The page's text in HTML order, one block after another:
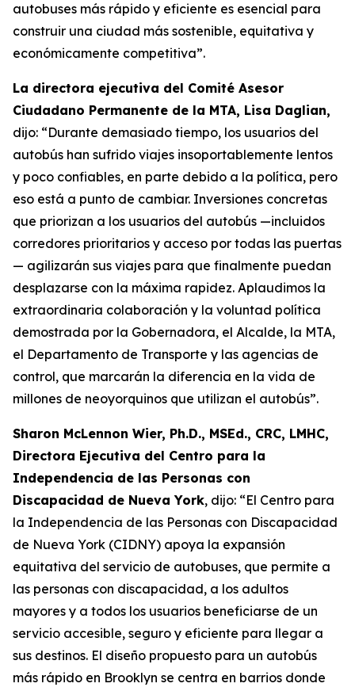
autobuses más rápido y eficiente es esencial para
construir una ciudad más sostenible, equitativa y
económicamente competitiva”.
La directora ejecutiva del Comité Asesor
Ciudadano Permanente de la MTA, Lisa Daglian,
dijo: “Durante demasiado tiempo, los usuarios del
autobús han sufrido viajes insoportablemente lentos
y poco confiables, en parte debido a la política, pero
eso está a punto de cambiar. Inversiones concretas
que priorizan a los usuarios del autobús —incluidos
corredores prioritarios y acceso por todas las puertas
— agilizarán sus viajes para que finalmente puedan
desplazarse con la máxima rapidez. Aplaudimos la
extraordinaria colaboración y la voluntad política
demostrada por la Gobernadora, el Alcalde, la MTA,
el Departamento de Transporte y las agencias de
control, que marcarán la diferencia en la vida de
millones de neoyorquinos que utilizan el autobús”.
Sharon McLennon Wier, Ph.D., MSEd., CRC, LMHC,
Directora Ejecutiva del Centro para la
Independencia de las Personas con
Discapacidad de Nueva York, dijo: “El Centro para
la Independencia de las Personas con Discapacidad
de Nueva York (CIDNY) apoya la expansión
equitativa del servicio de autobuses, que permite a
las personas con discapacidad, a los adultos
mayores y a todos los usuarios beneficiarse de un
servicio accesible, seguro y eficiente para llegar a
sus destinos. El diseño propuesto para un autobús
más rápido en Brooklyn se centra en barrios donde